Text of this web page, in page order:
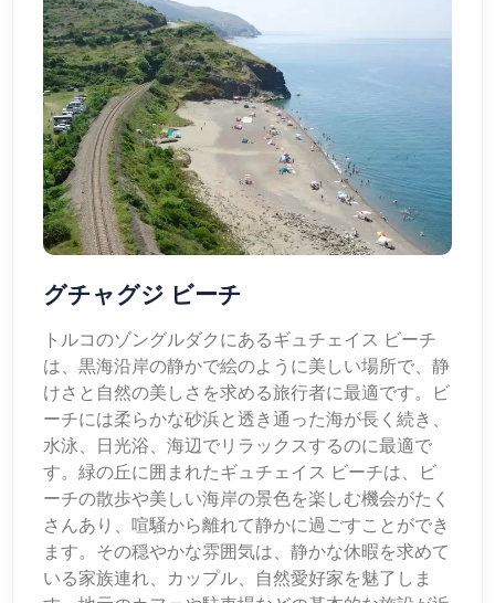
グチャグジ ビーチ
トルコのゾングルダクにあるギュチェイス ビーチ
は、黒海沿岸の静かで絵のように美しい場所で、静
けさと自然の美しさを求める旅行者に最適です。ビ
ーチには柔らかな砂浜と透き通った海が長く続き、
水泳、日光浴、海辺でリラックスするのに最適で
す。緑の丘に囲まれたギュチェイス ビーチは、ビ
ーチの散歩や美しい海岸の景色を楽しむ機会がたく
さんあり、喧騒から離れて静かに過ごすことができ
ます。その穏やかな雰囲気は、静かな休暇を求めて
いる家族連れ、カップル、自然愛好家を魅了しま